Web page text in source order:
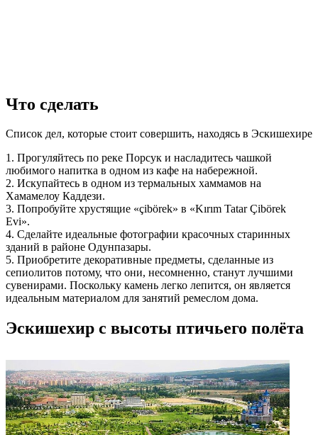
Что cделать
Список дел, которые стоит совершить, находясь в Эскишехире
1. Прогуляйтесь по реке Порсук и насладитесь чашкой
любимого напитка в одном из кафе на набережной.
2. Искупайтесь в одном из термальных хаммамов на
Хамамелоу Каддези.
3. Попробуйте хрустящие «çibörek» в «Kırım Tatar Çibörek
Evi».
4. Сделайте идеальные фотографии красочных старинных
зданий в районе Одунпазары.
5. Приобретите декоративные предметы, сделанные из
сепиолитов потому, что они, несомненно, станут лучшими
сувенирами. Поскольку камень легко лепится, он является
идеальным материалом для занятий ремеслом дома.
Эскишехир с высоты птичьего полёта